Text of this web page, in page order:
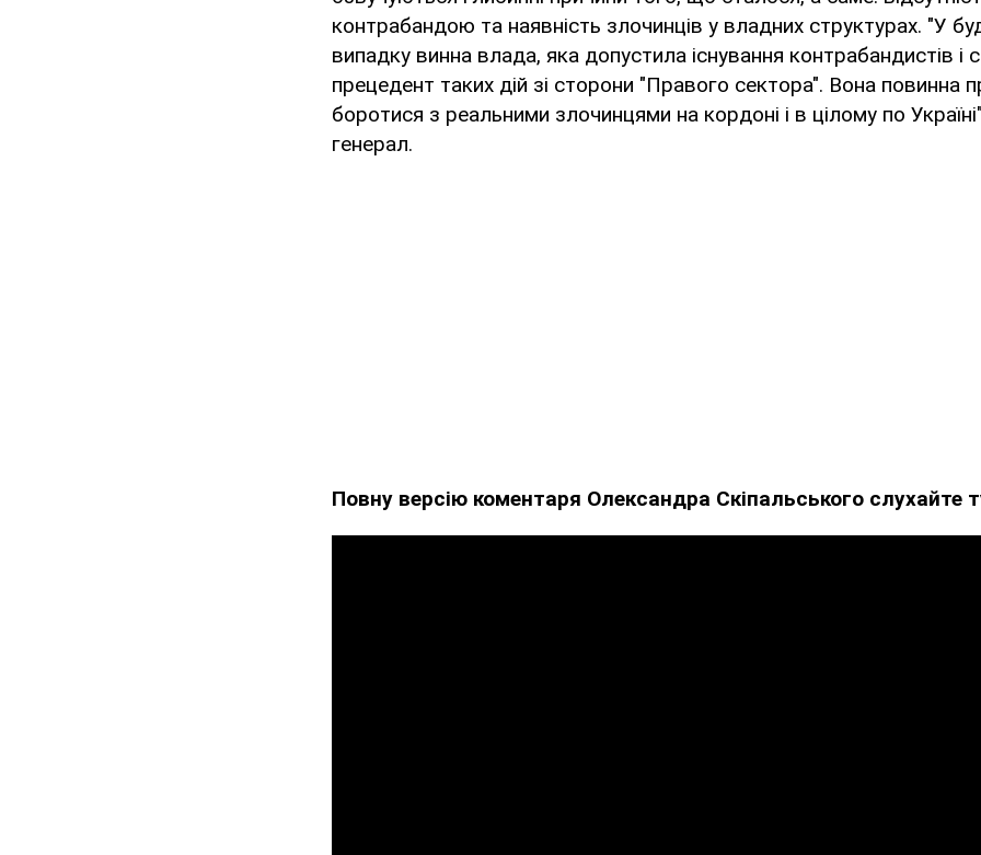
контрабандою та наявність злочинців у владних структурах. "У
випадку винна влада, яка допустила існування контрабандистів і
прецедент таких дій зі сторони "Правого сектора". Вона повинна
боротися з реальними злочинцями на кордоні і в цілому по
генерал.
Повну версію коментаря Олександра Скіпальського слухайте